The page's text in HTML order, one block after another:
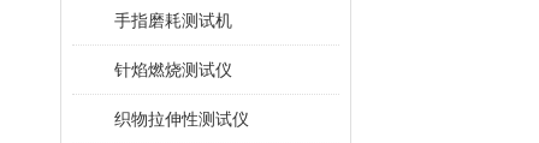
手指磨耗测试机
针焰燃烧测试仪
织物拉伸性测试仪